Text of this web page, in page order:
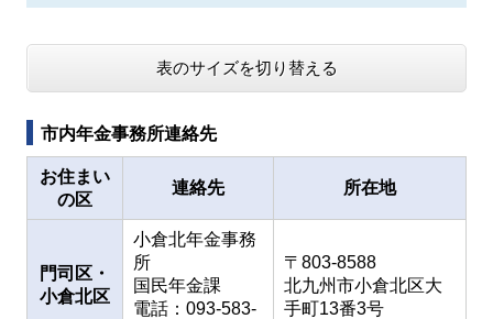
表のサイズを切り替える
市内年金事務所連絡先
お住まい
の区
連絡先 所在地
門司区・
小倉北区
小倉北年金事務
所
国民年金課
電話：093-583-
〒803-8588
北九州市小倉北区大
手町13番3号